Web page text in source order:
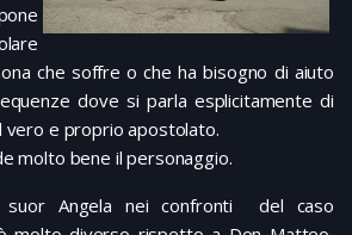
che soffre o che ha bisogno di aiuto
dove si parla esplicitamente di
e proprio apostolato.
molto bene il personaggio.
suor Angela nei confronti del caso